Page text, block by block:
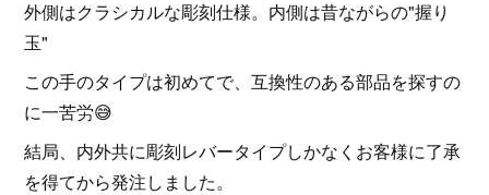
外側はクラシカルな彫刻仕様。内側は昔ながらの"握り
玉"
この手のタイプは初めてで、互換性のある部品を探すの
に一苦労😅
結局、内外共に彫刻レバータイプしかなくお客様に了承
を得てから発注しました。